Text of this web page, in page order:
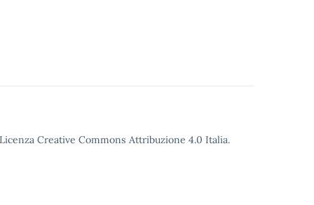
Creative Commons Attribuzione 4.0 Italia.